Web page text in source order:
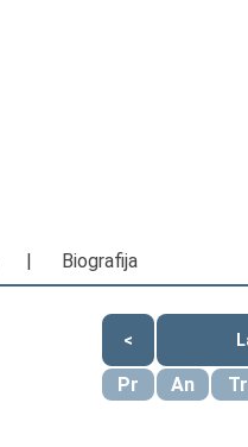
| Biografija
<
Pr An Tr